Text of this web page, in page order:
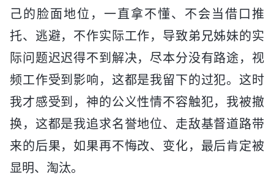
己的脸面地位，一直拿不懂、不会当借口推
托、逃避，不作实际工作，导致弟兄姊妹的实
际问题迟迟得不到解决，尽本分没有路途，视
频工作受到影响，这都是我留下的过犯。这时
我才感受到，神的公义性情不容触犯，我被撤
换，这都是我追求名誉地位、走敌基督道路带
来的后果，如果再不悔改、变化，最后肯定被
显明、淘汰。